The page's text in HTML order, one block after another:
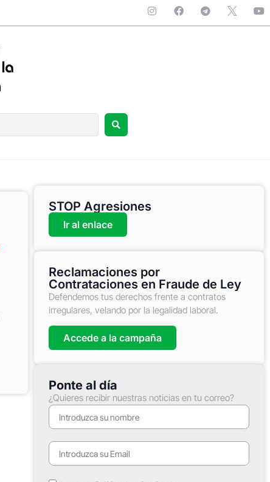
STOP Agresiones
Ir al enlace
Reclamaciones por
Contrataciones en Fraude de Ley
Defendemos tus derechos frente a contratos
irregulares, velando por la legalidad laboral.
Accede a la campaña
Ponte al día
¿Quieres recibir nuestras noticias en tu correo?